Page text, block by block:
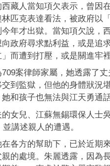
藏人當知項欠表示，曾因
匹克表達看法，被政府以
年才出獄。當知項欠說，
政府尋求點利益，或是追
而遭到打壓，或是關進牢
案律師家屬，她透露了
到監獄，但他的身體狀況
和孩子也無法與江天勇通
女兒、江蘇無錫環保人士
講述親人的遭遇。
各方的幫助下，已於近期
的處境。朱麗透露，因為